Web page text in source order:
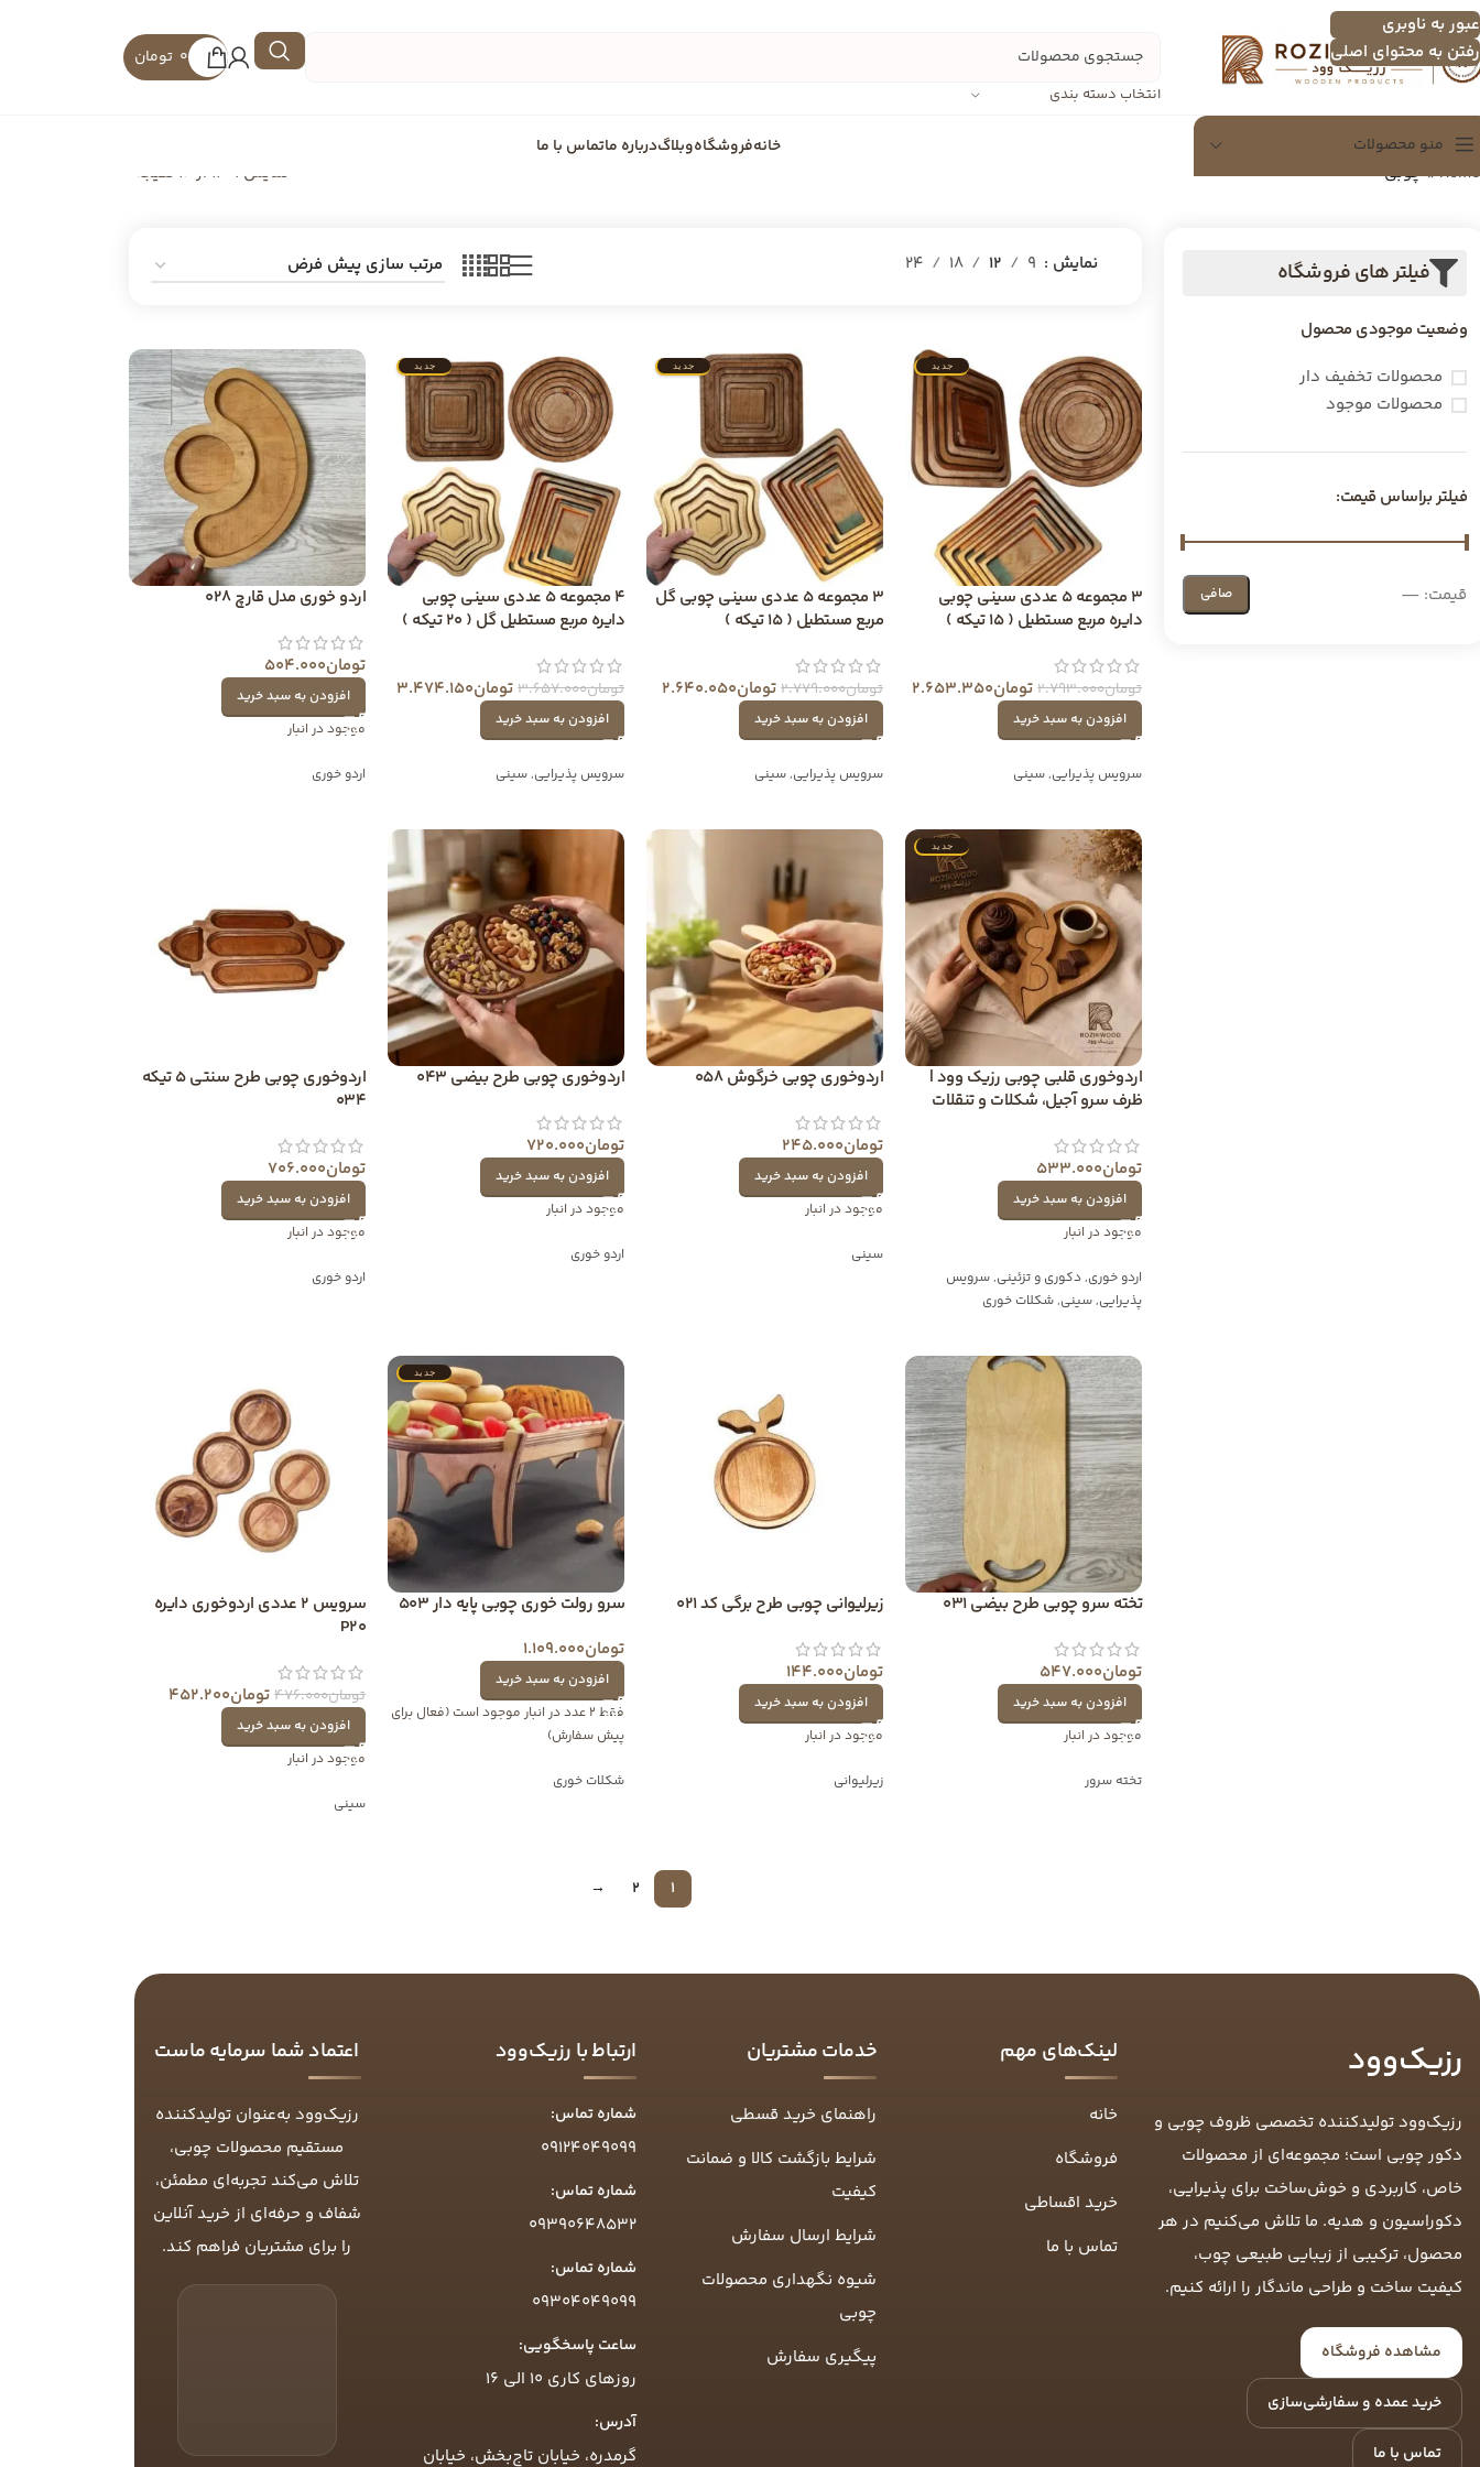
عبور به ناوبری
رفتن به محتوای اصلی
انتخاب دسته بندی
تومان 0
منو محصولات
سینی چندنفره
تخته سرور
شکلات خوری
دسرخوری و عسل خوری
سرویس پذیرایی
خانهفروشگاهوبلاگدرباره ماتماس با ما
Home
»چوبی نمایش 1–12 از 16 نتیجه
فیلتر های فروشگاه
وضعیت موجودی محصول
محصولات تخفیف دار
محصولات موجود
فیلتر براساس قیمت:
صافی قيمت: —
نمایش 9
12
18
24
جدید
3 مجموعه 5 عددی سینی چوبی
دایره مربع مستطیل ( 15 تیکه )
تومان2.793.000 تومان2.653.350
افزودن به سبد خرید
سرویس پذیرایی,سینی
جدید
3 مجموعه 5 عددی سینی چوبی گل
مربع مستطیل ( 15 تیکه )
تومان2.779.000 تومان2.640.050
افزودن به سبد خرید
سرویس پذیرایی,سینی
جدید
4 مجموعه 5 عددی سینی چوبی
دایره مربع مستطیل گل ( 20 تیکه )
تومان3.657.000تومان3.474.150
افزودن به سبد خرید
سرویس پذیرایی,سینی
اردو خوری مدل قارچ 028
تومان504.000
افزودن به سبد خرید
موجود در انبار
اردو خوری
جدید
اردوخوری قلبی چوبی رزیک وود |
ظرف سرو آجیل، شکلات و تنقلات
تومان533.000
افزودن به سبد خرید
موجود در انبار
اردو خوری,دکوری و تزئینی,سرویس
پذیرایی,سینی,شکلات خوری
اردوخوری چوبی خرگوش 058
تومان245.000
افزودن به سبد خرید
موجود در انبار
سینی
اردوخوری چوبی طرح بیضی 043
تومان720.000
افزودن به سبد خرید
موجود در انبار
اردو خوری
اردوخوری چوبی طرح سنتی 5 تیکه
034
تومان706.000
افزودن به سبد خرید
موجود در انبار
اردو خوری
تخته سرو چوبی طرح بیضی 031
تومان547.000
افزودن به سبد خرید
موجود در انبار
تخته سرور
زیرلیوانی چوبی طرح برگی کد 021
تومان144.000
افزودن به سبد خرید
موجود در انبار
زیرلیوانی
جدید
سرو رولت خوری چوبی پایه دار 503
تومان1.109.000
افزودن به سبد خرید
فقط 2 عدد در انبار موجود است (فعال برای
پیش سفارش)
شکلات خوری
سرویس 2 عددی اردوخوری دایره
P20
تومان476.000تومان452.200
افزودن به سبد خرید
موجود در انبار
سینی
1
2
→
رزیک‌وود
رزیک‌وود تولیدکننده تخصصی ظروف چوبی و
دکور چوبی است؛ مجموعه‌ای از محصولات
خاص، کاربردی و خوش‌ساخت برای پذیرایی،
دکوراسیون و هدیه. ما تلاش می‌کنیم در هر
محصول، ترکیبی از زیبایی طبیعی چوب،
کیفیت ساخت و طراحی ماندگار را ارائه کنیم.
مشاهده فروشگاه
خرید عمده و سفارشی‌سازی
تماس با ما
لینک‌های مهم
خانه
فروشگاه
خرید اقساطی
تماس با ما
خدمات مشتریان
راهنمای خرید قسطی
شرایط بازگشت کالا و ضمانت
کیفیت
شرایط ارسال سفارش
شیوه نگهداری محصولات
چوبی
پیگیری سفارش
ارتباط با رزیک‌وود
شماره تماس:
09124049099
شماره تماس:
09390648532
شماره تماس:
09304049099
ساعت پاسخگویی:
روزهای کاری ۱۰ الی ۱۶
آدرس:
گرمدره، خیابان تاج‌بخش، خیابان
اعتماد شما سرمایه ماست
رزیک‌وود به‌عنوان تولیدکننده
مستقیم محصولات چوبی،
تلاش می‌کند تجربه‌ای مطمئن،
شفاف و حرفه‌ای از خرید آنلاین
را برای مشتریان فراهم کند.